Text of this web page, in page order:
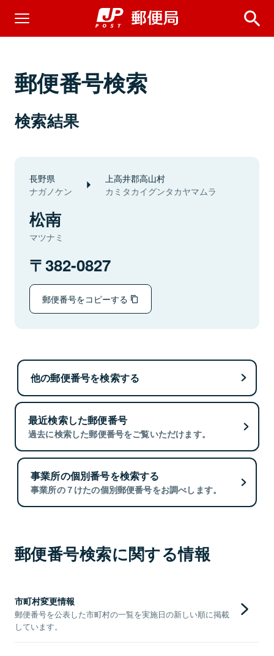
郵便番号検索
検索結果
長野県
ナガノケン
上高井郡高山村
カミタカイグンタカヤマムラ
松南
マツナミ
382-0827
郵便番号をコピーする
他の郵便番号を検索する
最近検索した郵便番号
過去に検索した郵便番号をご覧いただけます。
事業所の個別番号を検索する
事業所の７けたの個別郵便番号をお調べします。
郵便番号検索に関する情報
市町村変更情報
郵便番号を公表した市町村の一覧を実施日の新しい順に掲載
しています。